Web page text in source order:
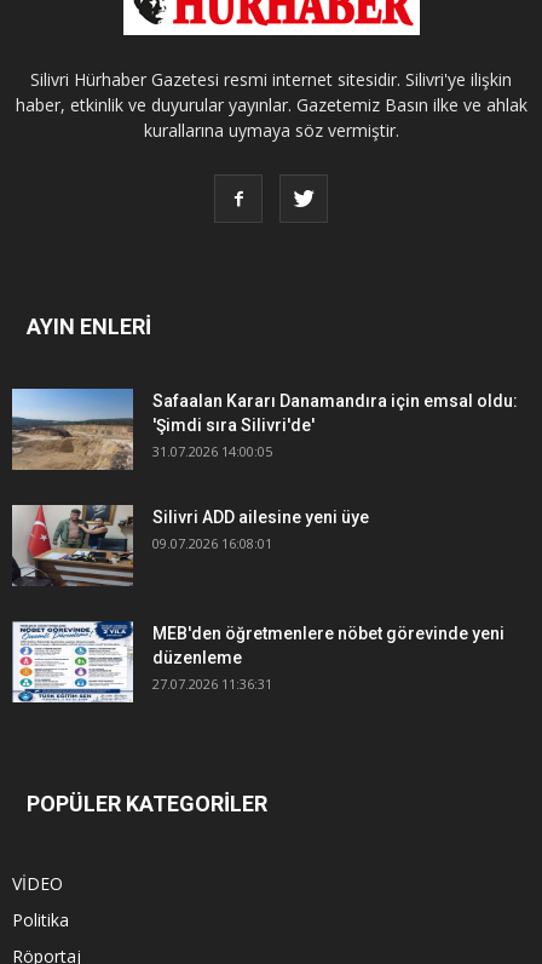
Silivri Hürhaber Gazetesi resmi internet sitesidir. Silivri'ye ilişkin
haber, etkinlik ve duyurular yayınlar. Gazetemiz Basın ilke ve ahlak
kurallarına uymaya söz vermiştir.
AYIN ENLERİ
Safaalan Kararı Danamandıra için emsal oldu:
'Şimdi sıra Silivri'de'
31.07.2026 14:00:05
Silivri ADD ailesine yeni üye
09.07.2026 16:08:01
MEB'den öğretmenlere nöbet görevinde yeni
düzenleme
27.07.2026 11:36:31
POPÜLER KATEGORİLER
VİDEO
Politika
Röportaj